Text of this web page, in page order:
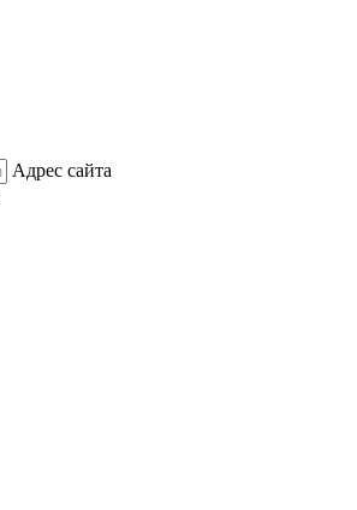
Адрес сайта